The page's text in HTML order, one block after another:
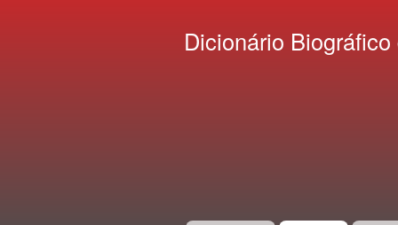
Dicionário